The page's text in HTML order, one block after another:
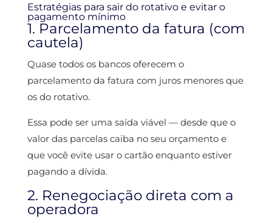
Estratégias para sair do rotativo e evitar o
pagamento mínimo
1. Parcelamento da fatura (com
cautela)
Quase todos os bancos oferecem o
parcelamento da fatura com juros menores que
os do rotativo.
Essa pode ser uma saída viável — desde que o
valor das parcelas caiba no seu orçamento e
que você evite usar o cartão enquanto estiver
pagando a dívida.
2. Renegociação direta com a
operadora